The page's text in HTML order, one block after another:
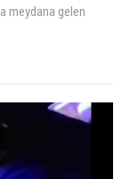
meydana gelen